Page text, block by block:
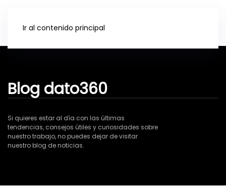
Ir al contenido principal
Blog dato360
Si quieres estar al día con las últimas
tendencias, consejos útiles y curiosidades sobre
nuestro trabajo, no puedes dejar de visitar
nuestro blog de noticias.